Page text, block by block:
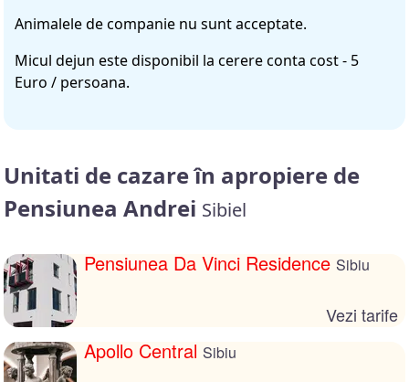
Animalele de companie nu sunt acceptate.
Micul dejun este disponibil la cerere conta cost - 5
Euro / persoana.
Unitati de cazare în apropiere de
Pensiunea Andrei Sibiel
Pensiunea Da Vinci Residence Sibiu
Vezi tarife
Apollo Central Sibiu